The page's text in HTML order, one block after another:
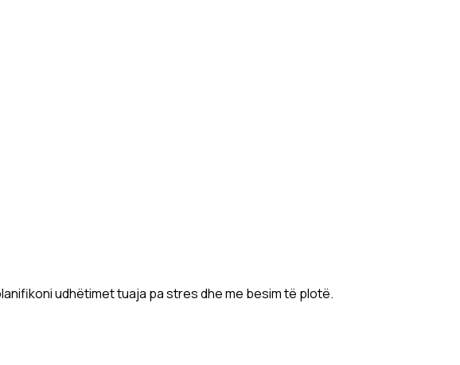
udhëtimet tuaja pa stres dhe me besim të plotë.